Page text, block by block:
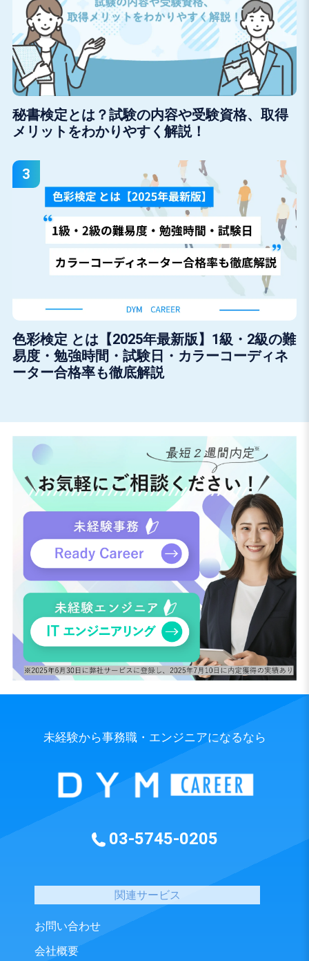
秘書検定とは？試験の内容や受験資格、取得
メリットをわかりやすく解説！
色彩検定 とは【2025年最新版】1級・2級の難
易度・勉強時間・試験日・カラーコーディネ
ーター合格率も徹底解説
未経験から事務職・エンジニアになるなら
03-5745-0205
関連サービス
お問い合わせ
会社概要